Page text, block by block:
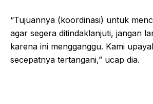
“Tujuannya (koordinasi) untuk
agar segera ditindaklanjuti, jangan
karena ini mengganggu. Kami
secepatnya tertangani,” ucap dia.